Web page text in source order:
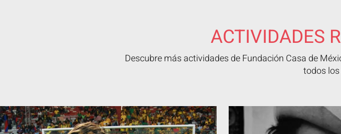
ACTIVIDADES
Descubre más actividades de Fundación Casa de
todos